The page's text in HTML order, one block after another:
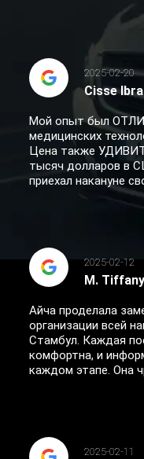
2025-02-20
Cisse
Мой опыт был
медицинских
Цена также
тысяч долларов в
приехал накануне
2025-02-12
M.
Айча проделала
организации всей
Стамбул. Каждая
комфортна, и
каждом этапе. Она
2025-02-11